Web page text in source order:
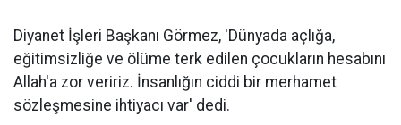
Diyanet İşleri Başkanı Görmez, 'Dünyada açlığa,
eğitimsizliğe ve ölüme terk edilen çocukların hesabını
Allah'a zor veririz. İnsanlığın ciddi bir merhamet
sözleşmesine ihtiyacı var' dedi.